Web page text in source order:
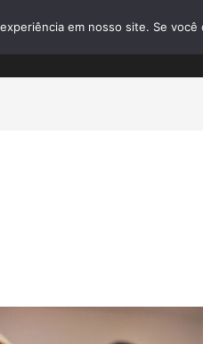
home o que
em nosso site. Se